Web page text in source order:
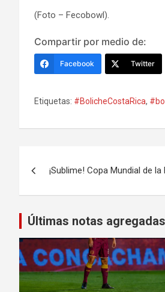
(Foto – Fecobowl).
Compartir por medio de:
Facebook Twitter
Etiquetas: #BolicheCostaRica,
entradas
¡Sublime! Copa Mundial de
Últimas notas agregadas